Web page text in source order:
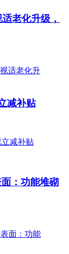
老化升级，
减补贴
：功能堆砌